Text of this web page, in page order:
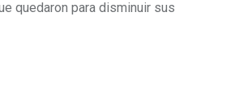
quedaron para disminuir sus